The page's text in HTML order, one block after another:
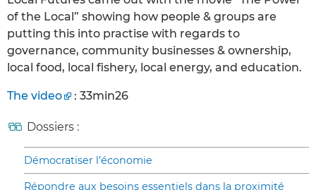
of the Local” showing how people & groups are
putting this into practise with regards to
governance, community businesses & ownership,
local food, local fishery, local energy, and education.
The video : 33min26
Dossiers :
Démocratiser l’économie
Répondre aux besoins essentiels dans la proximité